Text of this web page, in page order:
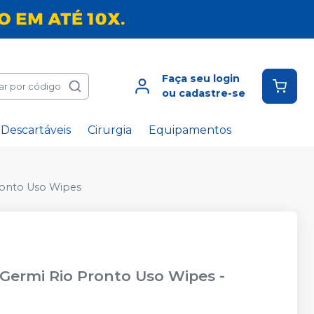
por código
Faça seu login
ou cadastre-se
Descartáveis Cirurgia Equipamentos
Uso Wipes
Rio Pronto Uso Wipes -